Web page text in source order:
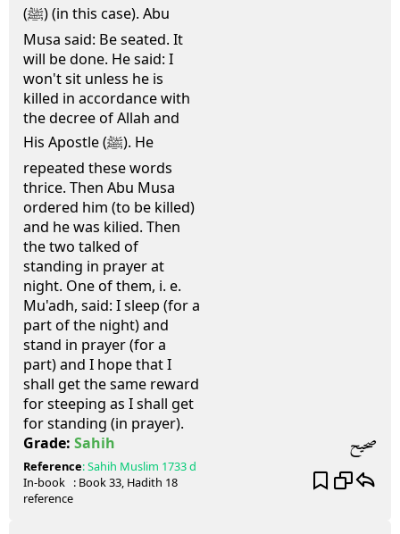
(ﷺ) (in this case). Abu
Musa said: Be seated. It
will be done. He said: I
won't sit unless he is
killed in accordance with
the decree of Allah and
His Apostle (ﷺ). He
repeated these words
thrice. Then Abu Musa
ordered him (to be killed)
and he was kilied. Then
the two talked of
standing in prayer at
night. One of them, i. e.
Mu'adh, said: I sleep (for a
part of the night) and
stand in prayer (for a
part) and I hope that I
shall get the same reward
for steeping as I shall get
for standing (in prayer).
Grade: Sahih صحيح
Reference:Sahih Muslim 1733 d
In-book
reference
: Book33, Hadith 18